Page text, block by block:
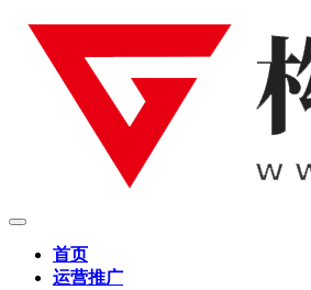
首页
运营推广